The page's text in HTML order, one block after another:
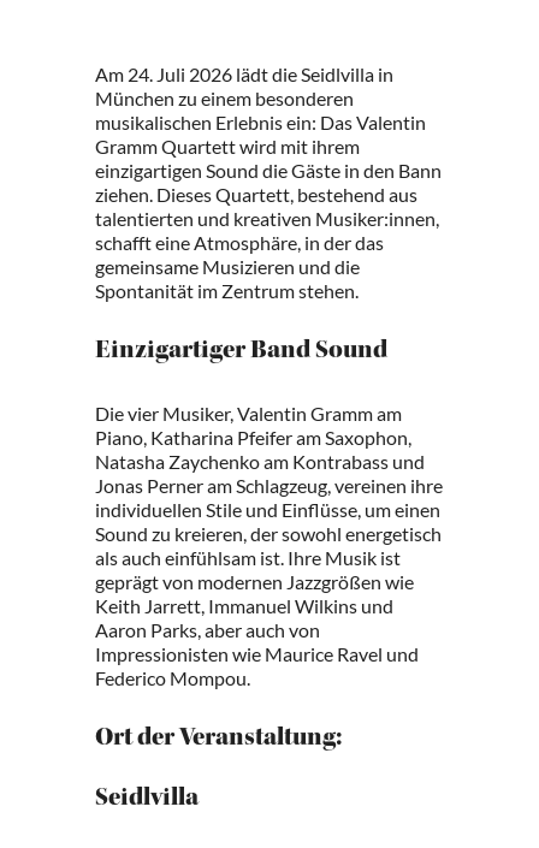
Am 24. Juli 2026 lädt die Seidlvilla in
München zu einem besonderen
musikalischen Erlebnis ein: Das Valentin
Gramm Quartett wird mit ihrem
einzigartigen Sound die Gäste in den Bann
ziehen. Dieses Quartett, bestehend aus
talentierten und kreativen Musiker:innen,
schafft eine Atmosphäre, in der das
gemeinsame Musizieren und die
Spontanität im Zentrum stehen.
Einzigartiger Band Sound
Die vier Musiker, Valentin Gramm am
Piano, Katharina Pfeifer am Saxophon,
Natasha Zaychenko am Kontrabass und
Jonas Perner am Schlagzeug, vereinen ihre
individuellen Stile und Einflüsse, um einen
Sound zu kreieren, der sowohl energetisch
als auch einfühlsam ist. Ihre Musik ist
geprägt von modernen Jazzgrößen wie
Keith Jarrett, Immanuel Wilkins und
Aaron Parks, aber auch von
Impressionisten wie Maurice Ravel und
Federico Mompou.
Ort der Veranstaltung:
Seidlvilla